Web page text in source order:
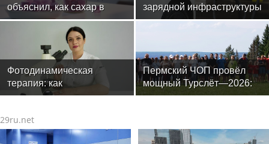
объяснил, как сахар в
рационе ускоряет
изнашивание тканей
зарядной инфраструктуры
Фотодинамическая
терапия: как
современные технологии
онкологии
Пермский ЧОП провёл
мощный Турслёт—2026:
фото, результаты и
29ru.net